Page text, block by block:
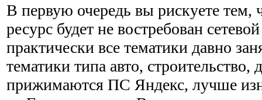
В первую очередь вы рискуете
ресурс будет не востребован
практически все тематики давно
тематики типа авто, строительство,
прижимаются ПС Яндекс, лучше